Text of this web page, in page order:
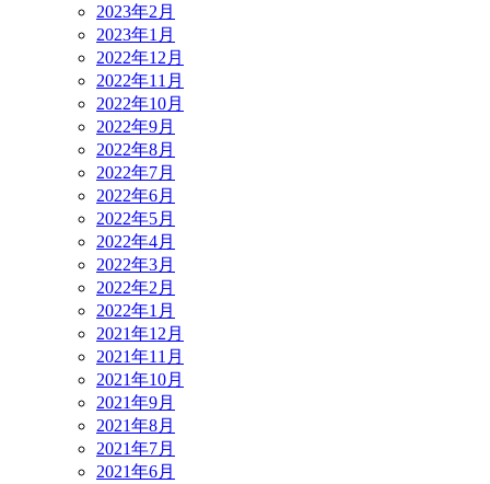
2023年2月
2023年1月
2022年12月
2022年11月
2022年10月
2022年9月
2022年8月
2022年7月
2022年6月
2022年5月
2022年4月
2022年3月
2022年2月
2022年1月
2021年12月
2021年11月
2021年10月
2021年9月
2021年8月
2021年7月
2021年6月